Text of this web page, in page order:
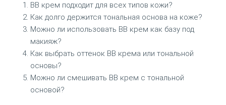
BB крем подходит для всех типов кожи?
Как долго держится тональная основа на коже?
Можно ли использовать BB крем как базу под
макияж?
Как выбрать оттенок BB крема или тональной
основы?
Можно ли смешивать BB крем с тональной
основой?